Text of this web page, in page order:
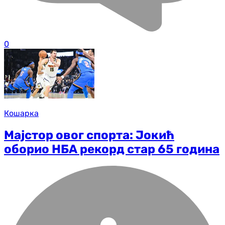
0
Кошарка
Мајстор овог спорта: Јокић
оборио НБА рекорд стар 65 година